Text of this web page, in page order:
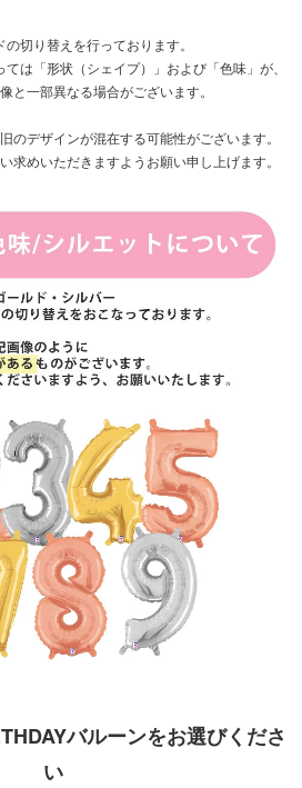
切り替えを行っております。
は「形状（シェイプ）」および「色味」が、
と一部異なる場合がございます。
のデザインが混在する可能性がございます。
求めいただきますようお願い申し上げます。
バルーンをお選びくださ
い